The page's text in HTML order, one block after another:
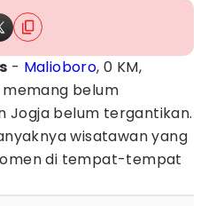
- Malioboro, 0 KM,
belum
Jogja belum tergantikan.
wisatawan yang
di tempat-tempat